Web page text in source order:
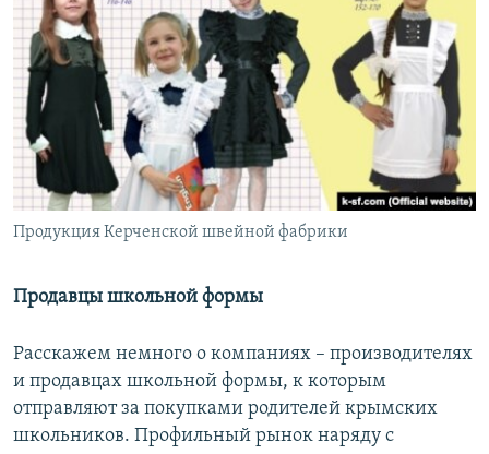
Продукция Керченской швейной фабрики
Продавцы школьной формы
Расскажем немного о компаниях – производителях
и продавцах школьной формы, к которым
отправляют за покупками родителей крымских
школьников. Профильный рынок наряду с